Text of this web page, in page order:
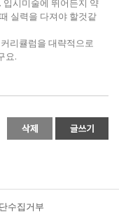
시미술에 뛰어든지 약
실력을 다져야 할것같
리큘럼을 대략적으로
요.
수집거부